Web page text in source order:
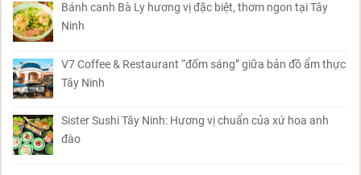
Bánh canh Bà Ly hương vị đặc biệt, thơm ngon tại Tây
Ninh
V7 Coffee & Restaurant “đốm sáng” giữa bản đồ ẩm thực
Tây Ninh
Sister Sushi Tây Ninh: Hương vị chuẩn của xứ hoa anh
đào